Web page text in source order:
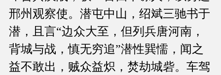
邢州观察使。潜屯中山，绍斌三驰书于
潜，且言“边众大至，但列兵唐河南，
背城与战，慎无穷追”潜性巽懦，闻之
益不敢出，贼众益炽，焚劫城砦。车驾